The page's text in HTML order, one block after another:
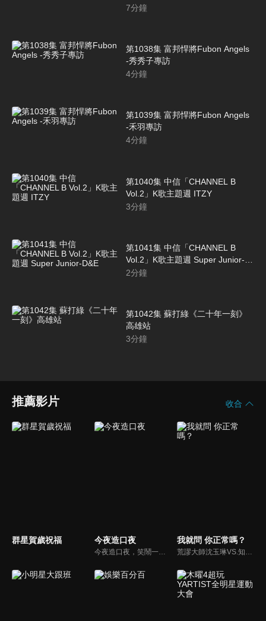
7分鐘
第1038集 富邦悍將Fubon Angels
-秀秀子專訪
4分鐘
第1039集 富邦悍將Fubon Angels
-禾羽專訪
4分鐘
第1040集 中信「CHANNEL B
Vol.2」K歌主題週 ITZY
3分鐘
第1041集 中信「CHANNEL B
Vol.2」K歌主題週 Super Junior-
D&E
2分鐘
第1042集 蘇打綠《二十年一刻》
高雄站
3分鐘
推薦影片 收合
群星賀歲祝福 今夜造口夜
今夜造口夜，笑鬧一整夜。以網路自製嘲諷節目走紅、在網路擁有廣大支持群眾和影響力的主播「視網膜」，藉此一揉合綜藝與喜劇之談話性節目，帶觀眾以輕鬆之方式，瞭解時下最熱門、最能引起共鳴的社會議題、現象和人物。 多元的切入角度、最輕鬆易懂的議題剖析、言論尺度不設限！
我就問 你正常嗎？